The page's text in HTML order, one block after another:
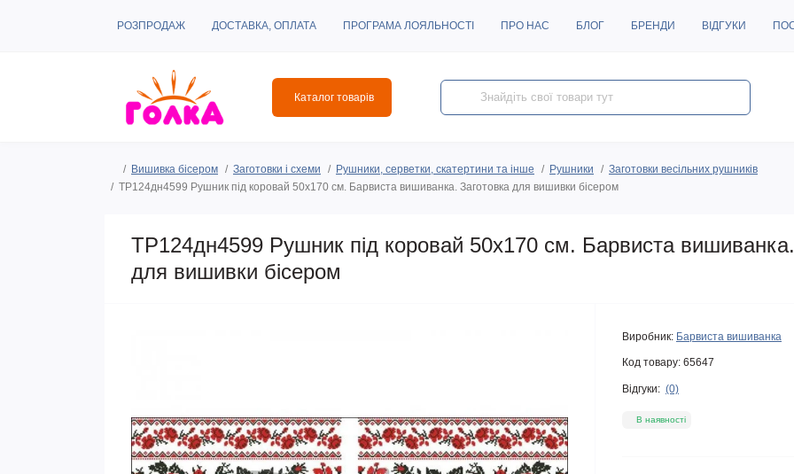
РОЗПРОДАЖ ДОСТАВКА, ОПЛАТА ПРОГРАМА ЛОЯЛЬНОСТІ ПРО НАС БЛОГ БРЕНДИ ВІДГУКИ
Каталог товарів
Вишивка бісером Заготовки і схеми Рушники, серветки, скатертини та інше Рушники
Заготовки весільних рушників
ТР124дн4599 Рушник під коровай 50х170 см. Барвиста вишиванка. Заготовка для вишивки бісером
ТР124дн4599 Рушник під коровай 50х170 см. Барвиста
для вишивки бісером
Виробник: Барвиста вишиванка
Код товару: 65647
Відгуки: (0)
В наявності